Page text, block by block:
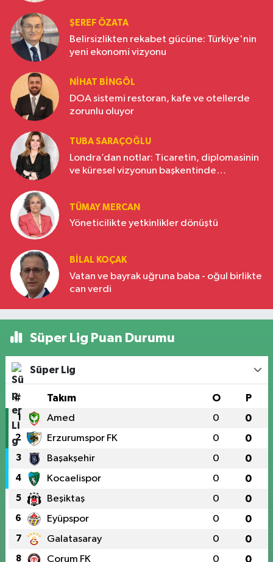
ŞEREF ÖZATA
Belirsizlikten rekabet gücüne: Türkiye'nin
yeni ekonomi vizyonu
NIHAT BINGÖL
DOA sistemi restoran, kafe ve otellerde
zorunlu oluyor
TUBA SARAÇOĞLU
Londra’dan notlar: Ticaretin, diplomasinin
ve küresel vizyonun başkentinde
TÜMAY MERCAN
Yöneticilikte yetkinlikler dönüştü
BILAL KOÇAK
Vatan ve bayrak uğruna baba - oğul birlikte
can verdi
Süper Lig Puan Durumu
Süper Lig
# Takım O P
1 Amed 0 0
2 Erzurumspor FK 0 0
3 Başakşehir 0 0
4 Kocaelispor 0 0
5 Beşiktaş 0 0
6 Eyüpspor 0 0
7 Galatasaray 0 0
8 Çorum FK 0 0